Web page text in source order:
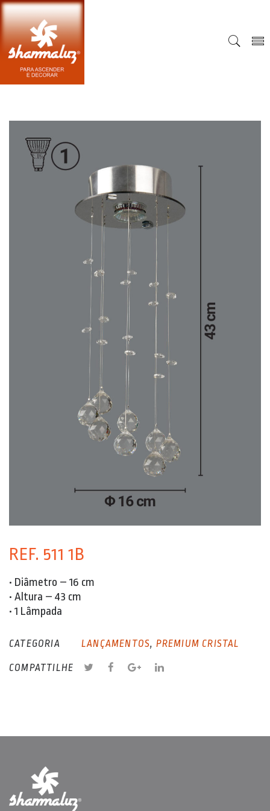
REF. 511 1B
• Diâmetro – 16 cm
• Altura – 43 cm
• 1 Lâmpada
CATEGORIA LANÇAMENTOS, PREMIUM CRISTAL
COMPATTILHE